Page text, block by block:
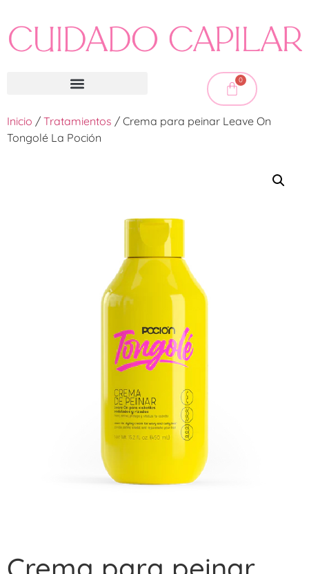
0
Inicio / Tratamientos / Crema para peinar Leave On
Tongolé La Poción